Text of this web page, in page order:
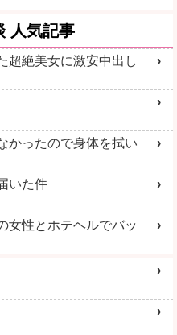
人気記事
超絶美女に激安中出し
かったので身体を拭い
いた件
女性とホテヘルでバッ